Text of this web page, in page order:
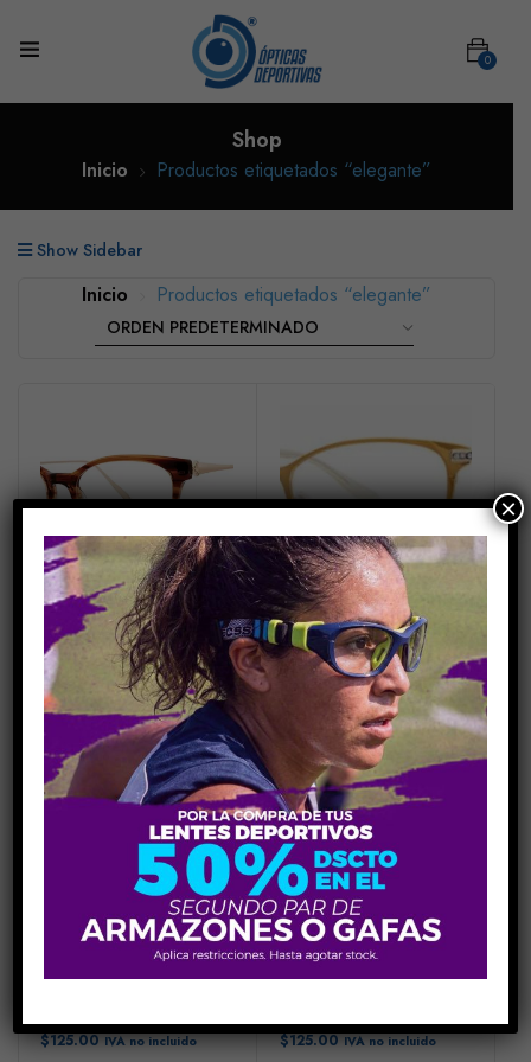
0
Shop
Inicio Productos etiquetados “elegante”
Show Sidebar
Inicio Productos etiquetados “elegante”
ARMAZONES
$125.00 IVA no incluido
ARMAZONES
VERA WANG CEDRICA CO
125.00 IVA no incluido
ARMAZONES
$125.00 IVA no incluido
ARMAZONES
$125.00 IVA no incluido
×